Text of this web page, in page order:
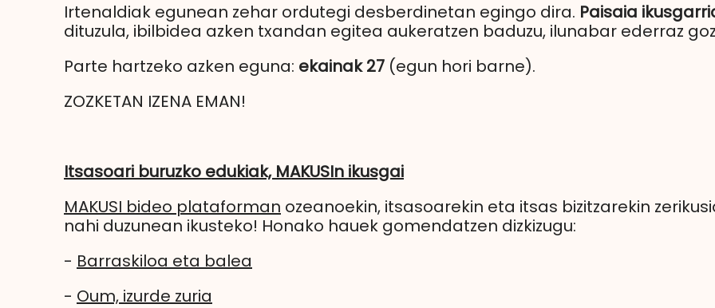
Irtenaldiak egunean zehar ordutegi desberdinetan egingo dira. Paisaia
dituzula, ibilbidea azken txandan egitea aukeratzen baduzu, ilunabar ederraz
Parte hartzeko azken eguna: ekainak 27 (egun hori barne).
ZOZKETAN IZENA EMAN!
Itsasoari buruzko edukiak, MAKUSIn ikusgai
MAKUSI bideo plataforman ozeanoekin, itsasoarekin eta itsas bizitzarekin
nahi duzunean ikusteko! Honako hauek gomendatzen dizkizugu:
- Barraskiloa eta balea
- Oum, izurde zuria